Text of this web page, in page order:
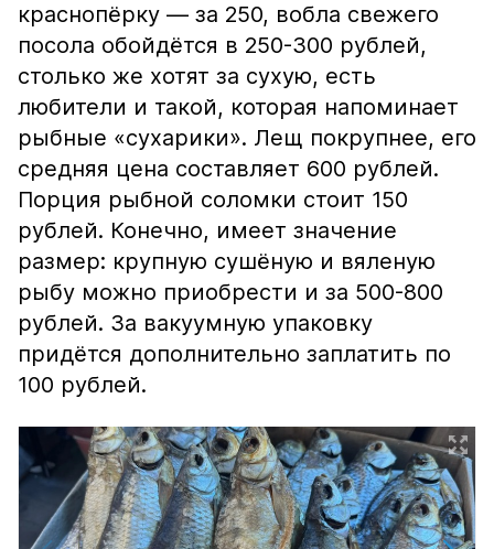
краснопёрку — за 250, вобла свежего
посола обойдётся в 250-300 рублей,
столько же хотят за сухую, есть
любители и такой, которая напоминает
рыбные «сухарики». Лещ покрупнее, его
средняя цена составляет 600 рублей.
Порция рыбной соломки стоит 150
рублей. Конечно, имеет значение
размер: крупную сушёную и вяленую
рыбу можно приобрести и за 500-800
рублей. За вакуумную упаковку
придётся дополнительно заплатить по
100 рублей.